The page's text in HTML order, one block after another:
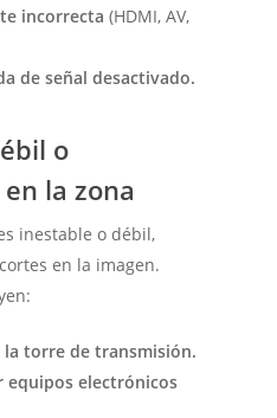
incorrecta (HDMI, AV,
de señal desactivado.
o
la zona
inestable o débil,
en la imagen.
la torre de transmisión.
equipos electrónicos